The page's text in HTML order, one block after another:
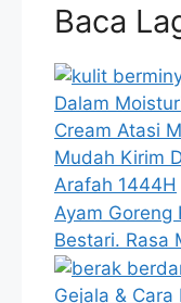
Baca
Dalam
Cream Atasi
Mudah Kirim
Arafah 1444H
Ayam Goreng
Bestari. Rasa
Gejala &